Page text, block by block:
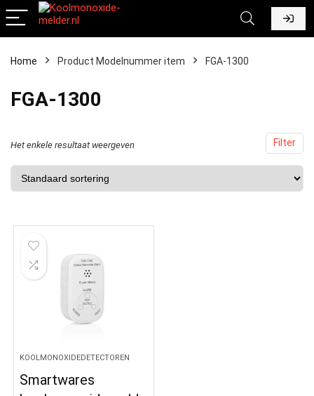
Home Product Modelnummer item ‎FGA-1300
‎FGA-1300
Filter
Het enkele resultaat weergeven
KOOLMONOXIDEDETECTOREN
Smartwares